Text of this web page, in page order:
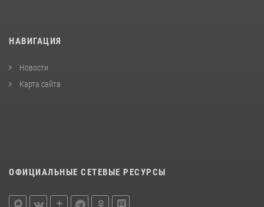
НАВИГАЦИЯ
Новости
Карта сайта
ОФИЦИАЛЬНЫЕ СЕТЕВЫЕ РЕСУРСЫ